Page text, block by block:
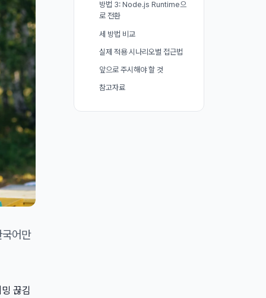
어만
끊김
방법 3: Node.js Runtime으
로 전환
세 방법 비교
실제 적용 시나리오별 접근법
앞으로 주시해야 할 것
참고자료